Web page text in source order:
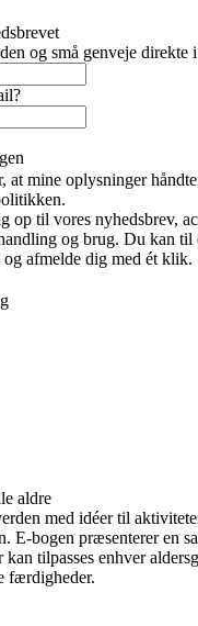
og små genveje direkte
at mine oplysninger
op til vores nyhedsbrev,
og brug. Du kan
afmelde dig med ét klik.
aldre
med idéer til
E-bogen præsenterer en
tilpasses enhver
færdigheder.